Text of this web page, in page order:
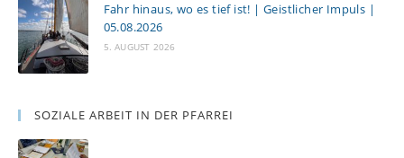
Fahr hinaus, wo es tief ist! | Geistlicher Impuls |
05.08.2026
5. AUGUST 2026
SOZIALE ARBEIT IN DER PFARREI